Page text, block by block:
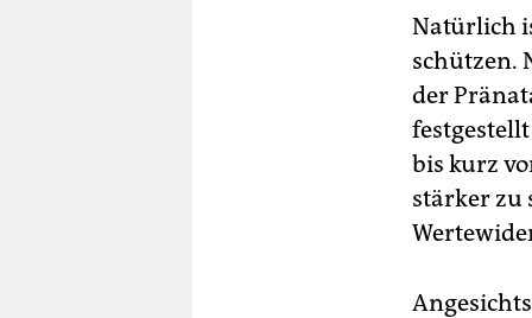
Natürlich
schützen.
der
bis kurz
stärker zu